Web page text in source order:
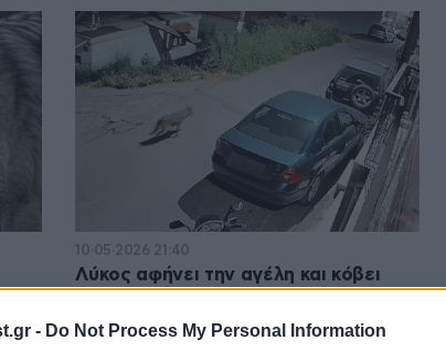
- Do Not Process My Personal Information
10
10·05·2026 21:40
Λύκος αφήνει την αγέλη και κόβει
Θεσσαλονίκης – Δείτε βίντεο